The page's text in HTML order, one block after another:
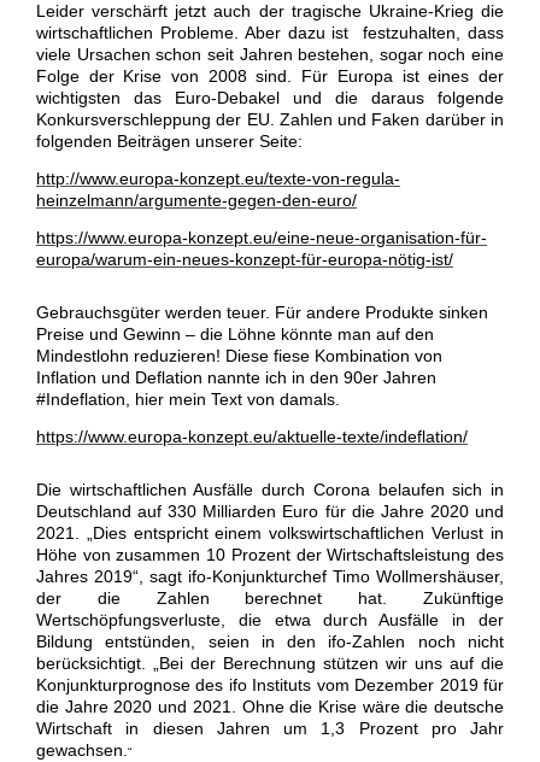
Leider verschärft jetzt auch der tragische Ukraine-Krieg die
wirtschaftlichen Probleme. Aber dazu ist festzuhalten, dass
viele Ursachen schon seit Jahren bestehen, sogar noch eine
Folge der Krise von 2008 sind. Für Europa ist eines der
wichtigsten das Euro-Debakel und die daraus folgende
Konkursverschleppung der EU. Zahlen und Faken darüber in
folgenden Beiträgen unserer Seite:
http://www.europa-konzept.eu/texte-von-regula-
heinzelmann/argumente-gegen-den-euro/
https://www.europa-konzept.eu/eine-neue-organisation-für-
europa/warum-ein-neues-konzept-für-europa-nötig-ist/
Gebrauchsgüter werden teuer. Für andere Produkte sinken
Preise und Gewinn – die Löhne könnte man auf den
Mindestlohn reduzieren! Diese fiese Kombination von
Inflation und Deflation nannte ich in den 90er Jahren
#Indeflation, hier mein Text von damals.
https://www.europa-konzept.eu/aktuelle-texte/indeflation/
Die wirtschaftlichen Ausfälle durch Corona belaufen sich in
Deutschland auf 330 Milliarden Euro für die Jahre 2020 und
2021. „Dies entspricht einem volkswirtschaftlichen Verlust in
Höhe von zusammen 10 Prozent der Wirtschaftsleistung des
Jahres 2019“, sagt ifo-Konjunkturchef Timo Wollmershäuser,
der die Zahlen berechnet hat. Zukünftige
Wertschöpfungsverluste, die etwa durch Ausfälle in der
Bildung entstünden, seien in den ifo-Zahlen noch nicht
berücksichtigt. „Bei der Berechnung stützen wir uns auf die
Konjunkturprognose des ifo Instituts vom Dezember 2019 für
die Jahre 2020 und 2021. Ohne die Krise wäre die deutsche
Wirtschaft in diesen Jahren um 1,3 Prozent pro Jahr
gewachsen.“